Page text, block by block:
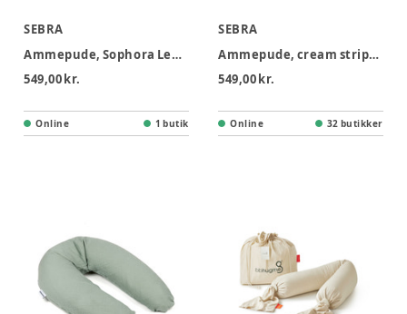
SEBRA
Ammepude, Sophora Leaves, beige/grøn, Kapok
549,00 kr.
Online 1 butik
SEBRA
Ammepude, cream stripe, Kapok
549,00 kr.
Online 32 butikker